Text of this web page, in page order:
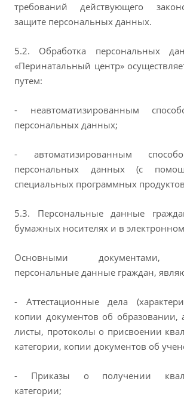
требований действующего
защите персональных данных.
5.2. Обработка персональных
«Перинатальный центр»
путем:
- неавтоматизированным
персональных данных;
- автоматизированным
персональных данных (с
специальных программных
5.3. Персональные данные
бумажных носителях и в
Основными документами,
персональные данные граждан,
- Аттестационные дела
копии документов об образовании,
листы, протоколы о присвоении
категории, копии документов об
- Приказы о получении
категории;